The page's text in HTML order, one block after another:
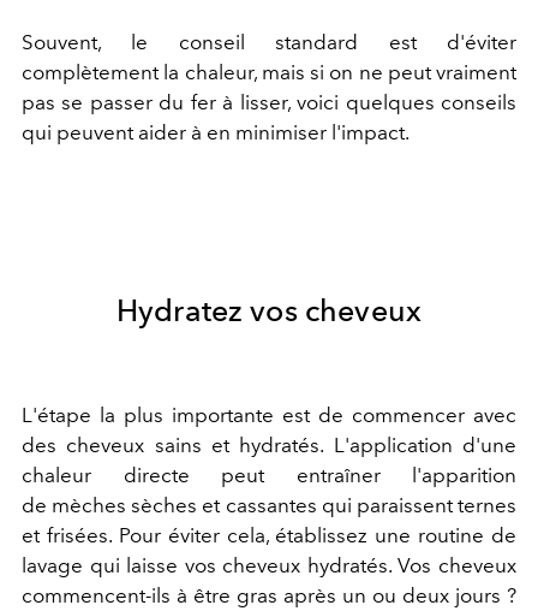
Souvent, le conseil standard est d'éviter
complètement la chaleur, mais si on ne peut vraiment
pas se passer du fer à lisser, voici quelques conseils
qui peuvent aider à en minimiser l'impact.
Hydratez vos cheveux
L'étape la plus importante est de commencer avec
des cheveux sains et hydratés. L'application d'une
chaleur directe peut entraîner l'apparition
de mèches sèches et cassantes qui paraissent ternes
et frisées. Pour éviter cela, établissez une routine de
lavage qui laisse vos cheveux hydratés. Vos cheveux
commencent-ils à être gras après un ou deux jours ?